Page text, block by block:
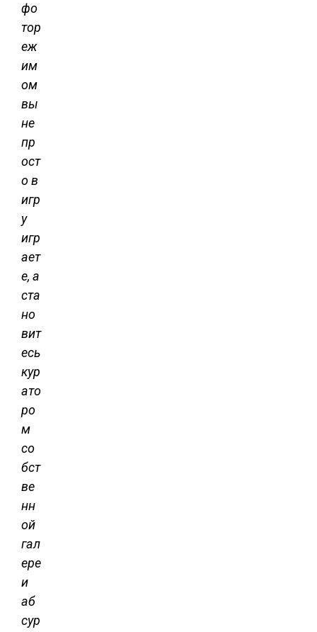
фо
тор
еж
им
ом
вы
не
пр
ост
о в
игр
у
игр
ает
е, а
ста
но
вит
есь
кур
ато
ро
м
со
бст
ве
нн
ой
гал
ере
и
аб
сур